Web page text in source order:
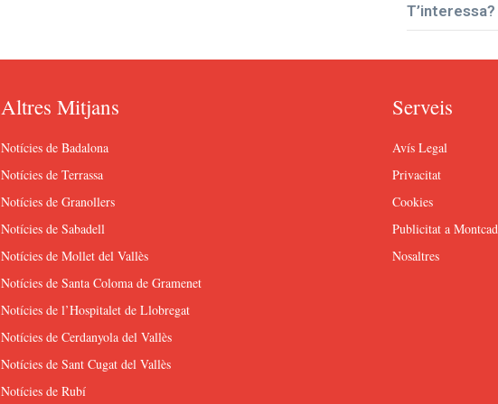
T’interessa?
Altres Mitjans
Notícies de Badalona
Notícies de Terrassa
Notícies de Granollers
Notícies de Sabadell
Notícies de Mollet del Vallès
Notícies de Santa Coloma de Gramenet
Notícies de l’Hospitalet de Llobregat
Notícies de Cerdanyola del Vallès
Notícies de Sant Cugat del Vallès
Notícies de Rubí
Serveis
Avís Legal
Privacitat
Cookies
Publicitat a
Nosaltres